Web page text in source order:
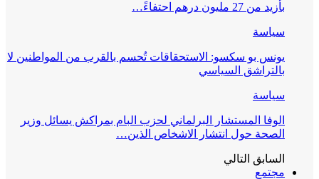
بأزيد من 27 مليون درهم احتفاءً…
سياسة
يونس بو سكسو: الاستحقاقات تُحسم بالقرب من المواطنين لا
بالتراشق السياسي
سياسة
الوفا المستشار البرلماني لحزب البام بمراكش يسائل وزير
الصحة حول انتشار الاشخاص الذين…
السابق التالي
مجتمع